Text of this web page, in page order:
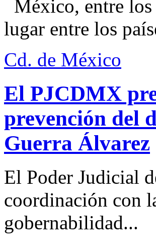
México, entre
lugar entre los
Cd. de México
El PJCDMX
prevención del
Guerra Álvarez
El Poder Judicial
coordinación con
gobernabilidad...